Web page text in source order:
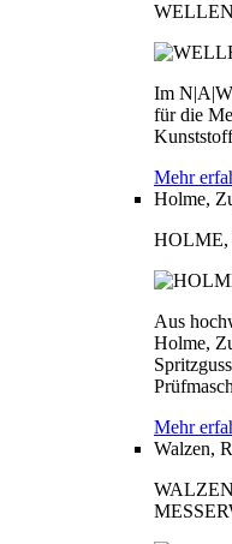
Im
für die
Mehr
Holme,
Aus
Holme,
Mehr
Walzen,